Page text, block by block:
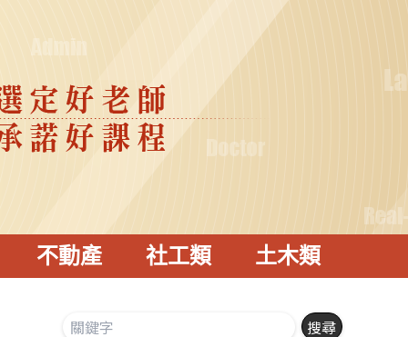
不動產 社工類 土木類